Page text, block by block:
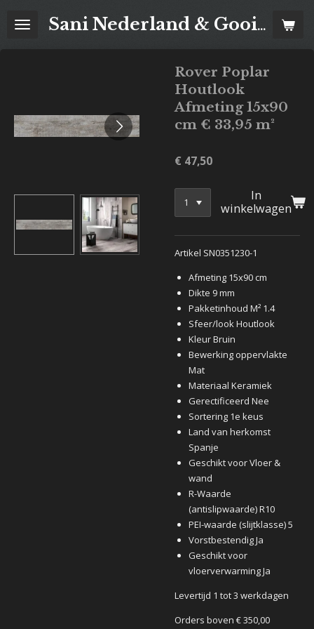
direct
Sani Nederland & Goois Tegelhuis
Rover Poplar
Houtlook
Afmeting 15x90
cm € 33,95 m²
€ 47,50
In
winkelwagen
Artikel SN0351230-1
Afmeting 15x90 cm
Dikte 9 mm
Pakketinhoud M² 1.4
Sfeer/look Houtlook
Kleur Bruin
Bewerking oppervlakte
Mat
Materiaal Keramiek
Gerectificeerd Nee
Sortering 1e keus
Land van herkomst
Spanje
Geschikt voor Vloer &
wand
R-Waarde
(antislipwaarde) R10
PEI-waarde (slijtklasse) 5
Vorstbestendig Ja
Geschikt voor
vloerverwarming Ja
Levertijd 1 tot 3 werkdagen
Orders boven € 350,00